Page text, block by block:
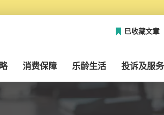
已收藏文章
消费保障 乐龄生活 投诉及服务